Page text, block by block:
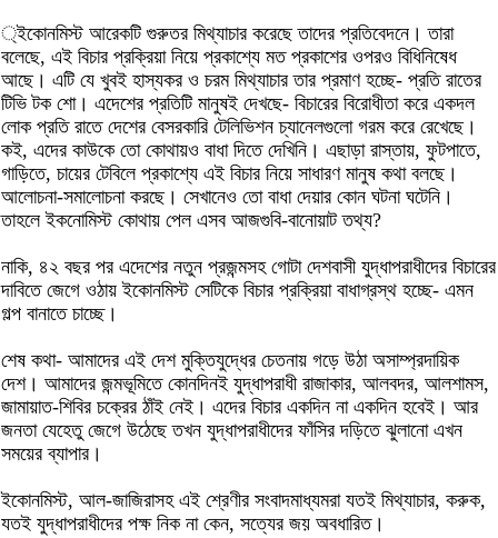
্ইকোনমিস্ট আরেকটি গুরুতর মিথ্যাচার করেছে তাদের প্রতিবেদনে। তারা
বলেছে, এই বিচার প্রক্রিয়া নিয়ে প্রকাশ্যে মত প্রকাশের ওপরও বিধিনিষেধ
আছে। এটি যে খুবই হাস্যকর ও চরম মিথ্যাচার তার প্রমাণ হচ্ছে- প্রতি রাতের
টিভি টক শো। এদেশের প্রতিটি মানুষই দেখছে- বিচারের বিরোধীতা করে একদল
লোক প্রতি রাতে দেশের বেসরকারি টেলিভিশন চ্যানেলগুলো গরম করে রেখেছে।
কই, এদের কাউকে তো কোথায়ও বাধা দিতে দেখিনি। এছাড়া রাস্তায়, ফুটপাতে,
গাড়িতে, চায়ের টেবিলে প্রকাশ্যে এই বিচার নিয়ে সাধারণ মানুষ কথা বলছে।
আলোচনা-সমালোচনা করছে। সেখানেও তো বাধা দেয়ার কোন ঘটনা ঘটেনি।
তাহলে ইকনোমিস্ট কোথায় পেল এসব আজগুবি-বানোয়াট তথ্য?
নাকি, ৪২ বছর পর এদেশের নতুন প্রজন্মসহ গোটা দেশবাসী যুদ্ধাপরাধীদের বিচারের
দাবিতে জেগে ওঠায় ইকোনমিস্ট সেটিকে বিচার প্রক্রিয়া বাধাগ্রস্থ হচ্ছে- এমন
গল্প বানাতে চাচ্ছে।
শেষ কথা- আমাদের এই দেশ মুক্তিযুদ্ধের চেতনায় গড়ে উঠা অসাম্প্রদায়িক
দেশ। আমাদের জন্মভূমিতে কোনদিনই যুদ্ধাপরাধী রাজাকার, আলবদর, আলশামস,
জামায়াত-শিবির চক্রের ঠাঁই নেই। এদের বিচার একদিন না একদিন হবেই। আর
জনতা যেহেতু জেগে উঠেছে তখন যুদ্ধাপরাধীদের ফাঁসির দড়িতে ঝুলানো এখন
সময়ের ব্যাপার।
ইকোনমিস্ট, আল-জাজিরাসহ এই শ্রেণীর সংবাদমাধ্যমরা যতই মিথ্যাচার, করুক,
যতই যুদ্ধাপরাধীদের পক্ষ নিক না কেন, সত্যের জয় অবধারিত।